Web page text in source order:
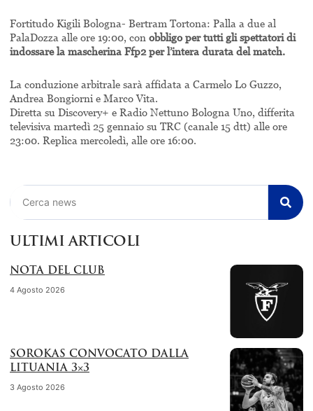
Fortitudo Kigili Bologna- Bertram Tortona: Palla a due al
PalaDozza alle ore 19:00, conobbligo per tutti gli spettatori di
indossare la mascherina Ffp2 per l’intera durata del match.
La conduzione arbitrale sarà affidata a Carmelo Lo Guzzo,
Andrea Bongiorni e Marco Vita.
Diretta su Discovery+ e Radio Nettuno Bologna Uno, differita
televisiva martedì 25 gennaio su TRC (canale 15 dtt) alle ore
23:00. Replica mercoledì, alle ore 16:00.
ULTIMI ARTICOLI
NOTA DEL CLUB
4 Agosto 2026
SOROKAS CONVOCATO DALLA
LITUANIA 3×3
3 Agosto 2026